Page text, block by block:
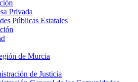
Privada
Públicas Estatales
de Murcia
de Justicia